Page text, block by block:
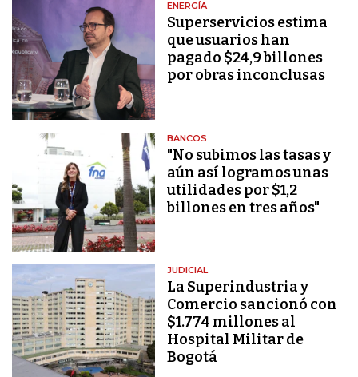
ENERGÍA
Superservicios estima
que usuarios han
pagado $24,9 billones
por obras inconclusas
BANCOS
"No subimos las tasas y
aún así logramos unas
utilidades por $1,2
billones en tres años"
JUDICIAL
La Superindustria y
Comercio sancionó con
$1.774 millones al
Hospital Militar de
Bogotá